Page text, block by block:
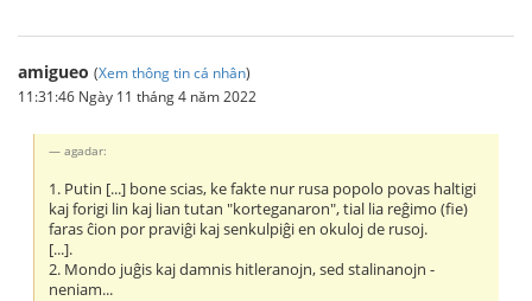
amigueo (Xem thông tin cá nhân)
11:31:46 Ngày 11 tháng 4 năm 2022
agadar:
1. Putin [...] bone scias, ke fakte nur rusa popolo povas haltigi
kaj forigi lin kaj lian tutan "korteganaron", tial lia reĝimo (fie)
faras ĉion por praviĝi kaj senkulpiĝi en okuloj de rusoj.
[...].
2. Mondo juĝis kaj damnis hitleranojn, sed stalinanojn -
neniam...